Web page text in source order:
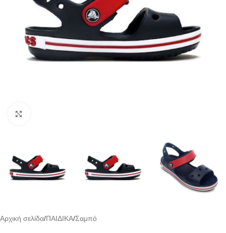
Αρχική σελίδα/ΠΑΙΔΙΚΑ/Σαμπό